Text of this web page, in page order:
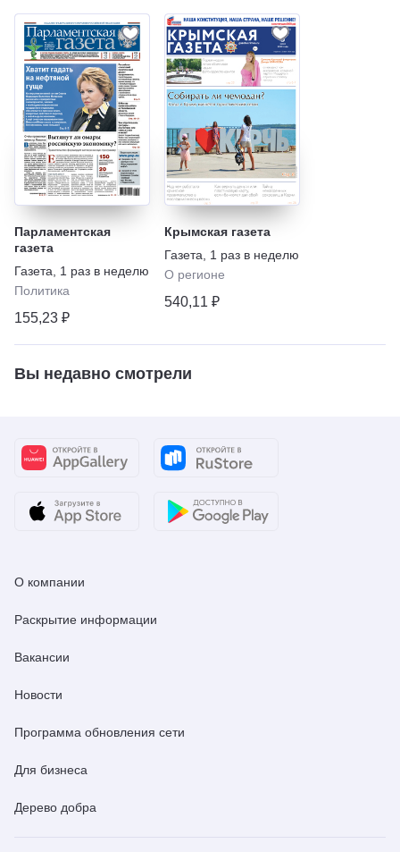
Парламентская
газета
Газета
1 раз в неделю
Политика
155,23 ₽
Крымская газета
Газета
1 раз в неделю
О регионе
540,11 ₽
Вы недавно смотрели
О компании
Раскрытие информации
Вакансии
Новости
Программа обновления сети
Для бизнеса
Дерево добра